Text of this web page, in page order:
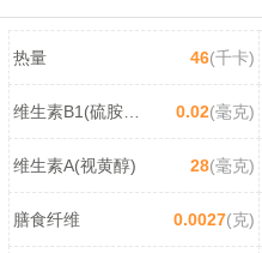
热量 46(千卡)
维生素B1(硫胺素) 0.02(毫克)
维生素A(视黄醇) 28(毫克)
膳食纤维 0.0027(克)